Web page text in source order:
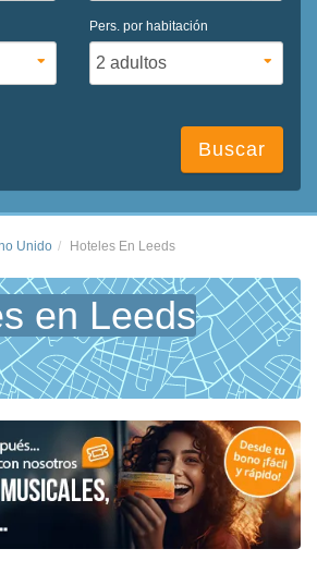
Pers. por habitación
Buscar
Unido Hoteles En Leeds
en Leeds